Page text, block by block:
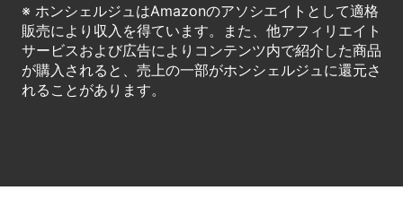
※ ホンシェルジュはAmazonのアソシエイトとして適格
販売により収入を得ています。また、他アフィリエイト
サービスおよび広告によりコンテンツ内で紹介した商品
が購入されると、売上の一部がホンシェルジュに還元さ
れることがあります。